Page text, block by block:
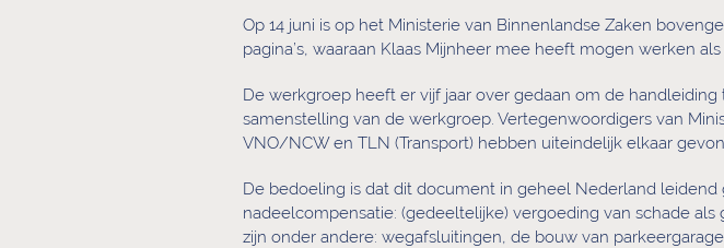
Op 14 juni is op het Ministerie van Binnenlandse Zaken
pagina’s, waaraan Klaas Mijnheer mee heeft mogen werken als
De werkgroep heeft er vijf jaar over gedaan om de
samenstelling van de werkgroep. Vertegenwoordigers van
VNO/NCW en TLN (Transport) hebben uiteindelijk elkaar
De bedoeling is dat dit document in geheel Nederland
nadeelcompensatie: (gedeeltelijke) vergoeding van schade
zijn onder andere: wegafsluitingen, de bouw van